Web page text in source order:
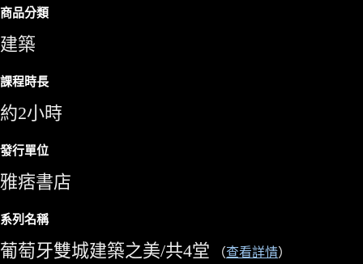
商品分類
建築
課程時長
約2小時
發行單位
雅痞書店
系列名稱
葡萄牙雙城建築之美/共4堂 （查看詳情）